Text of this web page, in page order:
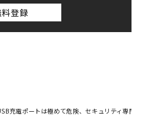
料登録
充電ポートは極めて危険、セキュリティ専門家